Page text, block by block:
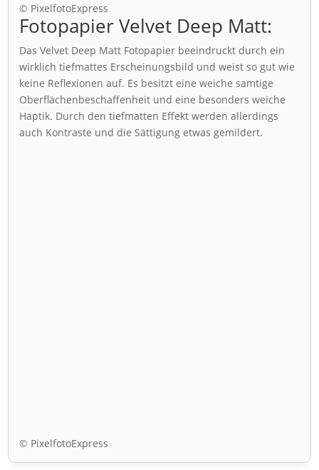
© PixelfotoExpress
Fotopapier Velvet Deep Matt:
Das Velvet Deep Matt Fotopapier beeindruckt durch ein
wirklich tiefmattes Erscheinungsbild und weist so gut wie
keine Reflexionen auf. Es besitzt eine weiche samtige
Oberflächenbeschaffenheit und eine besonders weiche
Haptik. Durch den tiefmatten Effekt werden allerdings
auch Kontraste und die Sättigung etwas gemildert.
© PixelfotoExpress